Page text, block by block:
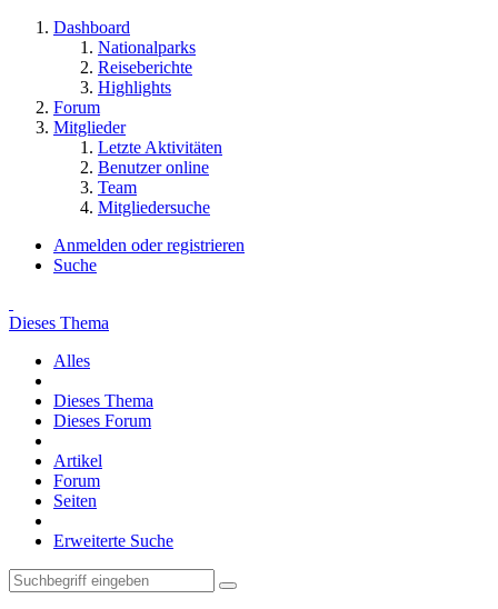
Dashboard
Nationalparks
Reiseberichte
Highlights
Forum
Mitglieder
Letzte Aktivitäten
Benutzer online
Team
Mitgliedersuche
Anmelden oder registrieren
Suche
Dieses Thema
Alles
Dieses Thema
Dieses Forum
Artikel
Forum
Seiten
Erweiterte Suche